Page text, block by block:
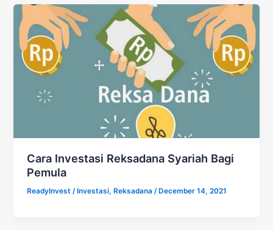
Cara Investasi Reksadana Syariah Bagi
Pemula
ReadyInvest/ Investasi, Reksadana / December 14, 2021